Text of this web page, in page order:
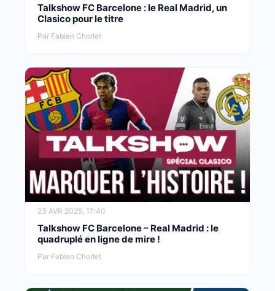
Talkshow FC Barcelone : le Real Madrid, un
Clasico pour le titre
Par Fabien Chorlet
23 AVR 2025, 17:40
Talkshow FC Barcelone – Real Madrid : le
quadruplé en ligne de mire !
Par Fabien Chorlet